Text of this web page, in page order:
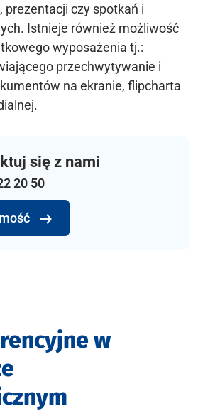
prezentacji czy spotkań i
Istnieje również możliwość
wyposażenia tj.:
przechwytywanie i
na ekranie, flipcharta
się z nami
20 50
w